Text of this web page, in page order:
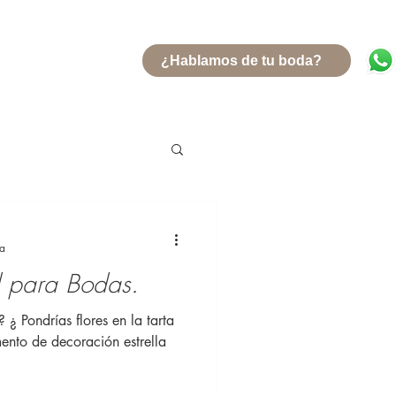
¿Hablamos de tu boda?
para Bodas.
¿ Pondrías flores en la tarta
de decoración estrella